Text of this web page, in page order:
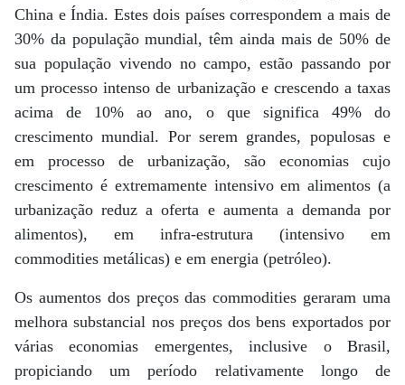
China e Índia. Estes dois países correspondem a mais de
30% da população mundial, têm ainda mais de 50% de
sua população vivendo no campo, estão passando por
um processo intenso de urbanização e crescendo a taxas
acima de 10% ao ano, o que significa 49% do
crescimento mundial. Por serem grandes, populosas e
em processo de urbanização, são economias cujo
crescimento é extremamente intensivo em alimentos (a
urbanização reduz a oferta e aumenta a demanda por
alimentos), em infra-estrutura (intensivo em
commodities metálicas) e em energia (petróleo).
Os aumentos dos preços das commodities geraram uma
melhora substancial nos preços dos bens exportados por
várias economias emergentes, inclusive o Brasil,
propiciando um período relativamente longo de